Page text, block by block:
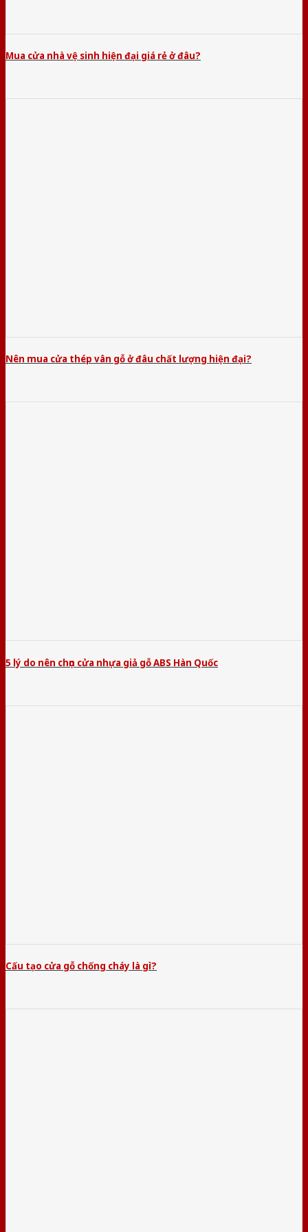
Mua cửa nhà vệ sinh hiện đại giá rẻ ở đâu?
Nên mua cửa thép vân gỗ ở đâu chất lượng hiện đại?
5 lý do nên chọn cửa nhựa giả gỗ ABS Hàn Quốc
Cấu tạo cửa gỗ chống cháy là gì?